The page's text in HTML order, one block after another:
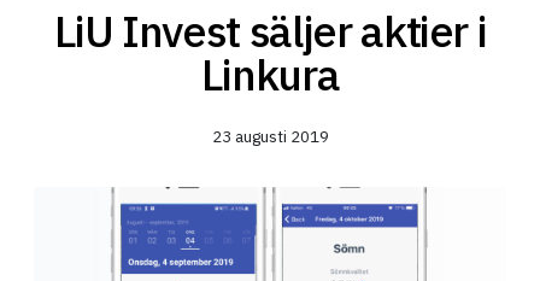
LiU Invest säljer aktier i
Linkura
23 augusti 2019